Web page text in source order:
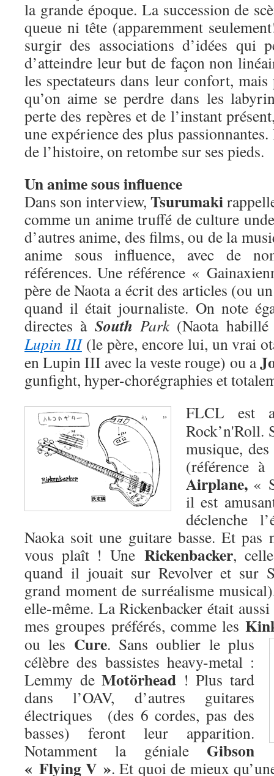
la grande époque. La succession de
queue ni tête (apparemment
surgir des associations d’idées qui
d’atteindre leur but de façon non
les spectateurs dans leur confort,
qu’on aime se perdre dans les
perte des repères et de l’instant
une expérience des plus
de l’histoire, on retombe sur ses pieds.
Un anime sous influence
Dans son interview,Tsurumaki
comme un anime truffé de culture
d’autres anime, des films, ou de la
anime sous influence, avec de
références. Une référence «
père de Naota a écrit des articles (ou
quand il était journaliste. On note
directes à South Park(Naota
Lupin III(le père, encore lui, un vrai
en Lupin III avec la veste rouge) ou a
gunfight, hyper-chorégraphies et
FLCL est
Rock’n'Roll.
musique,
(référence
Airplane, «
il est
déclenche
Naoka soit une guitare basse. Et pas
vous plaît ! Une Rickenbacker,
quand il jouait sur Revolver et sur
grand moment de surréalisme
elle-même. La Rickenbacker était
mes groupes préférés, comme les
ou les Cure. Sans oublier le plus
célèbre des bassistes heavy-metal :
Lemmy deMotörhead ! Plus tard
dans l’OAV, d’autres guitares
électriques (des 6 cordes, pas des
basses) feront leur apparition.
Notamment la géniale Gibson
« Flying V ». Et quoi de mieux